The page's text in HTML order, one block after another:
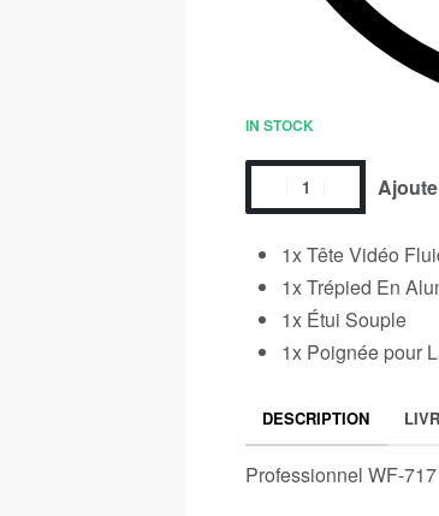
IN STOCK
1x Tête Vidéo
1x Trépied En
1x Étui Souple
1x Poignée pour
DESCRIPTION
Professionnel WF-